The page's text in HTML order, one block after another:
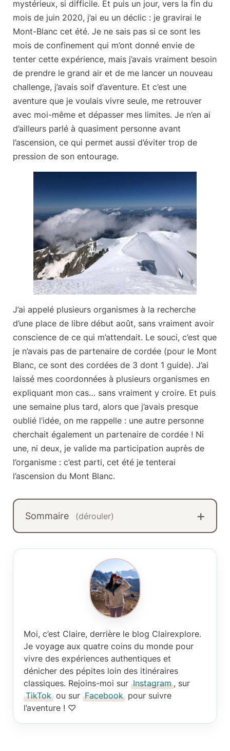
mystérieux, si difficile. Et puis un jour, vers la fin du
mois de juin 2020, j’ai eu un déclic : je gravirai le
Mont-Blanc cet été. Je ne sais pas si ce sont les
mois de confinement qui m’ont donné envie de
tenter cette expérience, mais j’avais vraiment besoin
de prendre le grand air et de me lancer un nouveau
challenge, j’avais soif d’aventure. Et c’est une
aventure que je voulais vivre seule, me retrouver
avec moi-même et dépasser mes limites. Je n’en ai
d’ailleurs parlé à quasiment personne avant
l’ascension, ce qui permet aussi d’éviter trop de
pression de son entourage.
J’ai appelé plusieurs organismes à la recherche
d’une place de libre début août, sans vraiment avoir
conscience de ce qui m’attendait. Le souci, c’est que
je n’avais pas de partenaire de cordée (pour le Mont
Blanc, ce sont des cordées de 3 dont 1 guide). J’ai
laissé mes coordonnées à plusieurs organismes en
expliquant mon cas… sans vraiment y croire. Et puis
une semaine plus tard, alors que j’avais presque
oublié l’idée, on me rappelle : une autre personne
cherchait également un partenaire de cordée ! Ni
une, ni deux, je valide ma participation auprès de
l’organisme : c’est parti, cet été je tenterai
l’ascension du Mont Blanc.
Sommaire (dérouler)
Moi, c’est Claire, derrière le blog Clairexplore.
Je voyage aux quatre coins du monde pour
vivre des expériences authentiques et
dénicher des pépites loin des itinéraires
classiques. Rejoins-moi sur Instagram , sur
TikTok ou sur Facebook pour suivre
l’aventure ! ♡